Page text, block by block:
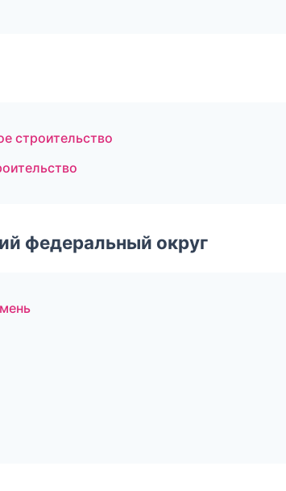
строительство
федеральный округ